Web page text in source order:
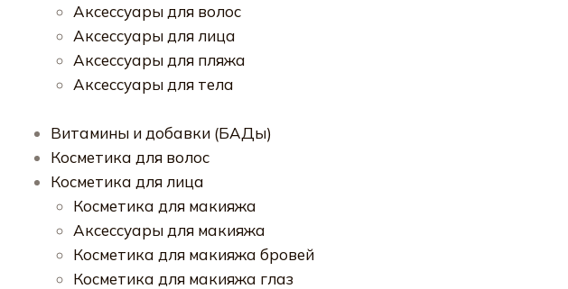
Аксессуары для волос
Аксессуары для лица
Аксессуары для пляжа
Аксессуары для тела
Витамины и добавки (БАДы)
Косметика для волос
Косметика для лица
Косметика для макияжа
Аксессуары для макияжа
Косметика для макияжа бровей
Косметика для макияжа глаз